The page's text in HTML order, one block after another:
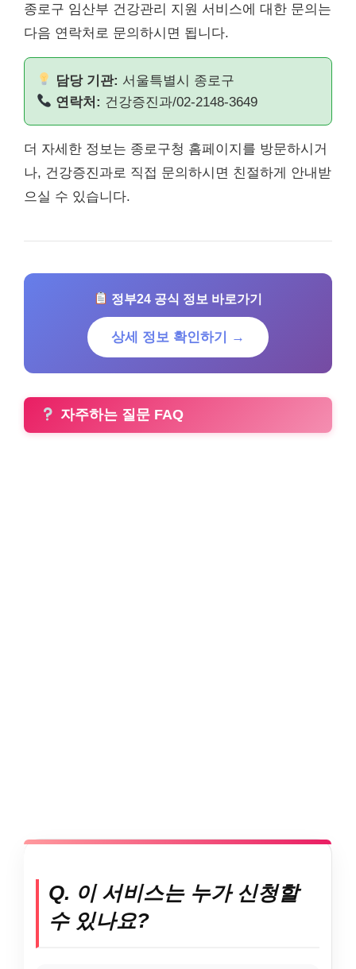
종로구 임산부 건강관리 지원 서비스에 대한 문의는
다음 연락처로 문의하시면 됩니다.
담당 기관: 서울특별시 종로구
연락처: 건강증진과/02-2148-3649
더 자세한 정보는 종로구청 홈페이지를 방문하시거
나, 건강증진과로 직접 문의하시면 친절하게 안내받
으실 수 있습니다.
정부24 공식 정보 바로가기
상세 정보 확인하기 →
자주하는 질문 FAQ
Q. 이 서비스는 누가 신청할
수 있나요?